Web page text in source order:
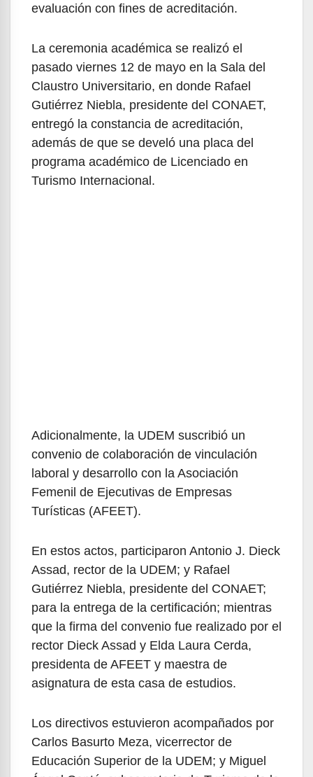
evaluación con fines de acreditación.
La ceremonia académica se realizó el
pasado viernes 12 de mayo en la Sala del
Claustro Universitario, en donde Rafael
Gutiérrez Niebla, presidente del CONAET,
entregó la constancia de acreditación,
además de que se develó una placa del
programa académico de Licenciado en
Turismo Internacional.
Adicionalmente, la UDEM suscribió un
convenio de colaboración de vinculación
laboral y desarrollo con la Asociación
Femenil de Ejecutivas de Empresas
Turísticas (AFEET).
En estos actos, participaron Antonio J. Dieck
Assad, rector de la UDEM; y Rafael
Gutiérrez Niebla, presidente del CONAET;
para la entrega de la certificación; mientras
que la firma del convenio fue realizado por el
rector Dieck Assad y Elda Laura Cerda,
presidenta de AFEET y maestra de
asignatura de esta casa de estudios.
Los directivos estuvieron acompañados por
Carlos Basurto Meza, vicerrector de
Educación Superior de la UDEM; y Miguel